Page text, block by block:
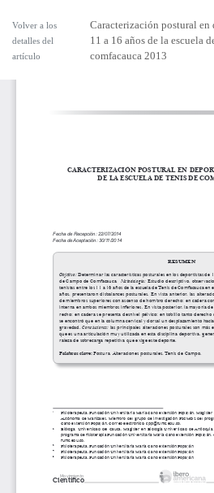
Volver a los
detalles del
artículo
Caracterización postural en
11 a 16 años de la escuela
comfacauca 2013